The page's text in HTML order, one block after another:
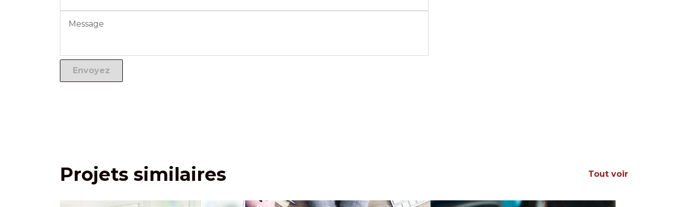
Projets similaires Tout voir